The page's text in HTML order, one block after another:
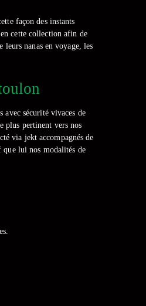
façon des instants
cette collection afin de
nanas en voyage, les
sécurité vivaces de
plus pertinent vers nos
via jekt accompagnés de
que lui nos modalités de